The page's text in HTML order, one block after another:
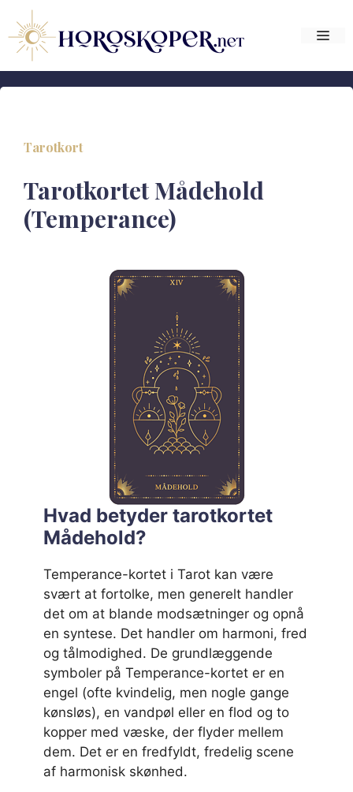
indhold
Tarotkort
Tarotkortet Mådehold
(Temperance)
Hvad betyder tarotkortet
Mådehold?
Temperance-kortet i Tarot kan være
svært at fortolke, men generelt handler
det om at blande modsætninger og opnå
en syntese. Det handler om harmoni, fred
og tålmodighed. De grundlæggende
symboler på Temperance-kortet er en
engel (ofte kvindelig, men nogle gange
kønsløs), en vandpøl eller en flod og to
kopper med væske, der flyder mellem
dem. Det er en fredfyldt, fredelig scene
af harmonisk skønhed.